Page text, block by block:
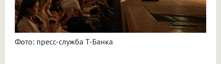
Фото: пресс-служба Т-Банка